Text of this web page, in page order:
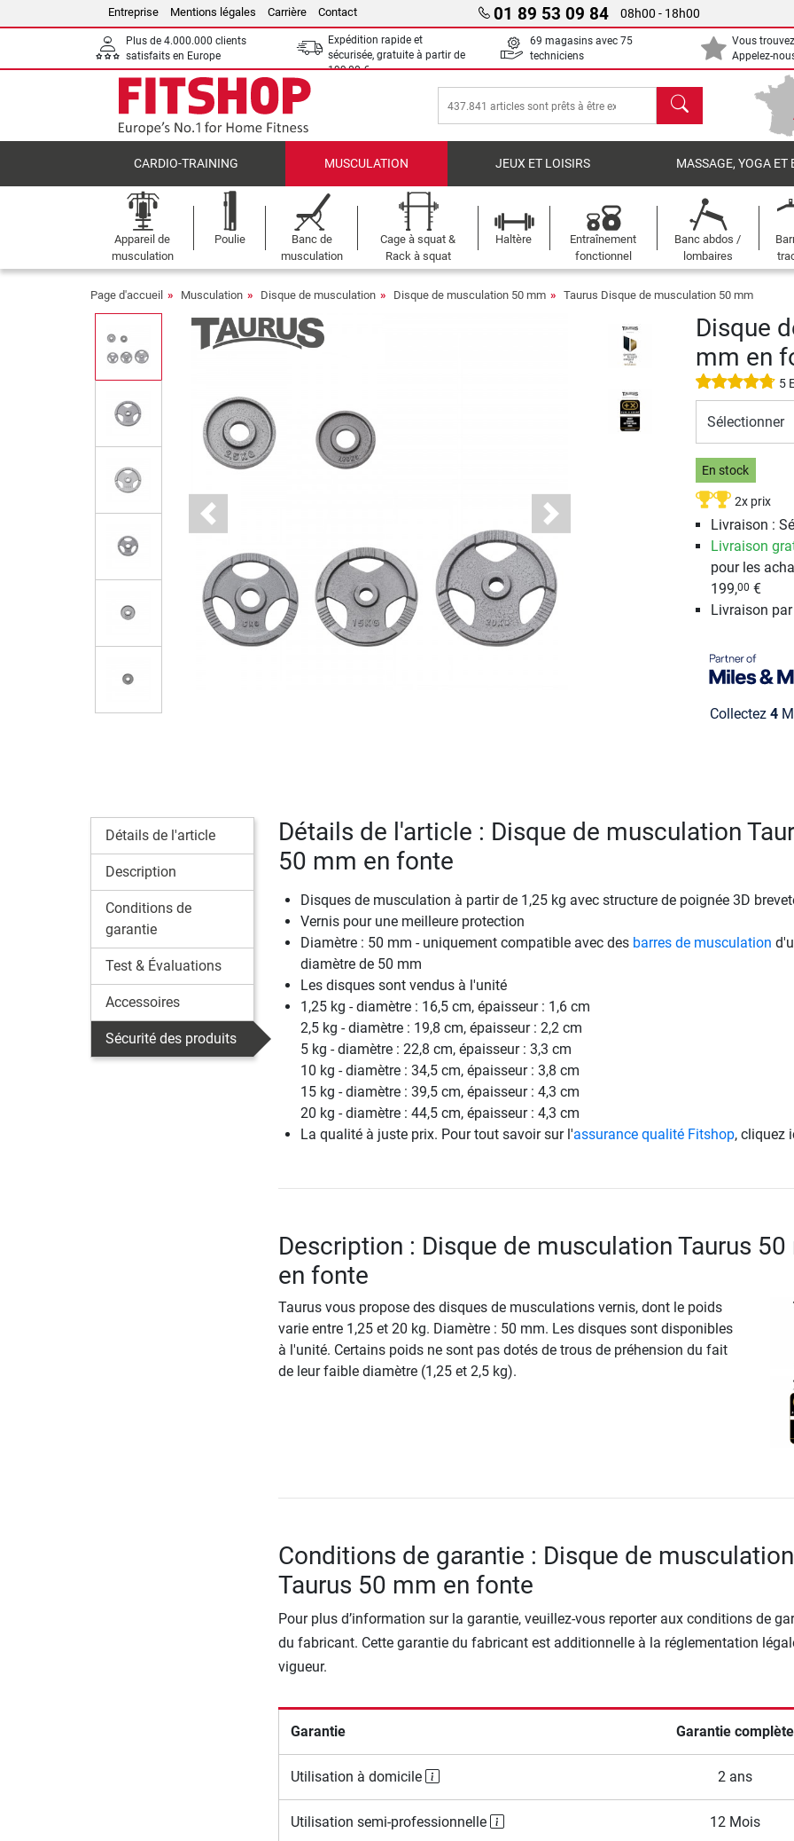
Entreprise Mentions légales Carrière Contact 01 89 53 09 84 08h00 - 18h00
Plus de 4.000.000 clients
satisfaits en Europe
Expédition rapide et
sécurisée, gratuite à partir de
199,00 €
69 magasins avec 75
techniciens
Vous
Appelez-
chercher
CARDIO-TRAINING MUSCULATION JEUX ET LOISIRS MASSAGE, YOGA ET
Appareil de
musculation
Poulie
Banc de
musculation
Cage à squat &
Rack à squat
Haltère
Entraînement
fonctionnel
Banc abdos /
lombaires
Page d'accueil Musculation Disque de musculation Disque de musculation 50 mm Taurus Disque de musculation 50 mm
Previous Next
Disque
mm en
5
Sélectionner
En stock
2x prix
Livraison :
Livraison
pour les
199,00 €
Livraison par
Collectez 4
Détails de l'article
Description
Conditions de
garantie
Test & Évaluations
Accessoires
Sécurité des produits
Détails de l'article : Disque de musculation
50 mm en fonte
Disques de musculation à partir de 1,25 kg avec structure de poignée 3D
Vernis pour une meilleure protection
Diamètre : 50 mm - uniquement compatible avec des barres de musculation
diamètre de 50 mm
Les disques sont vendus à l'unité
1,25 kg - diamètre : 16,5 cm, épaisseur : 1,6 cm
2,5 kg - diamètre : 19,8 cm, épaisseur : 2,2 cm
5 kg - diamètre : 22,8 cm, épaisseur : 3,3 cm
10 kg - diamètre : 34,5 cm, épaisseur : 3,8 cm
15 kg - diamètre : 39,5 cm, épaisseur : 4,3 cm
20 kg - diamètre : 44,5 cm, épaisseur : 4,3 cm
La qualité à juste prix. Pour tout savoir sur l'assurance qualité Fitshop, cliquez
Description : Disque de musculation Taurus
en fonte
Taurus vous propose des disques de musculations vernis, dont le poids
varie entre 1,25 et 20 kg. Diamètre : 50 mm. Les disques sont disponibles
à l'unité. Certains poids ne sont pas dotés de trous de préhension du fait
de leur faible diamètre (1,25 et 2,5 kg).
Conditions de garantie : Disque de musculation
Taurus 50 mm en fonte
Pour plus d’information sur la garantie, veuillez-vous reporter aux conditions de
du fabricant. Cette garantie du fabricant est additionnelle à la réglementation
vigueur.
Garantie Garantie complète
Utilisation à domicile 2 ans
Utilisation semi-professionnelle 12 Mois